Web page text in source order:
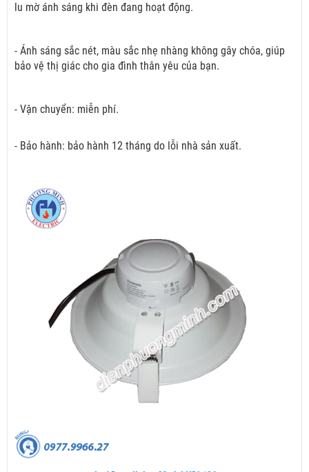
lu mờ ánh sáng khi đèn đang hoạt động.
- Ánh sáng sắc nét, màu sắc nhẹ nhàng không gây chóa, giúp
bảo vệ thị giác cho gia đình thân yêu của bạn.
- Vận chuyển: miễn phí.
- Bảo hành: bảo hành 12 tháng do lỗi nhà sản xuất.